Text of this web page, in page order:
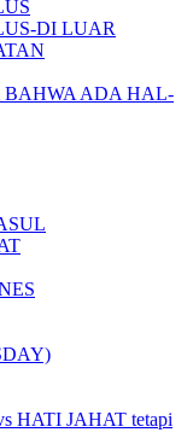
DI LUAR
BAHWA ADA HAL-
HATI JAHAT tetapi